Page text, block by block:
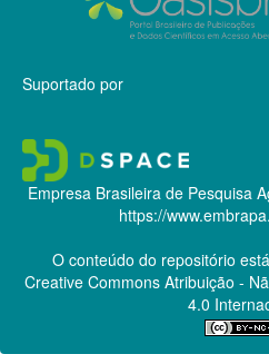
Suportado por
Empresa Brasileira de Pesquisa
https://
O conteúdo do repositório
Creative CommonsAtribuição -
4.0